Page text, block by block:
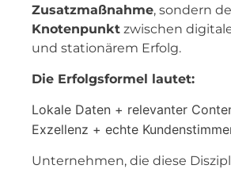
Zusatzmaßnahme, sondern
Knotenpunkt zwischen
und stationärem Erfolg.
Die Erfolgsformel lautet:
Lokale Daten + relevanter
Exzellenz + echte
Unternehmen, die diese